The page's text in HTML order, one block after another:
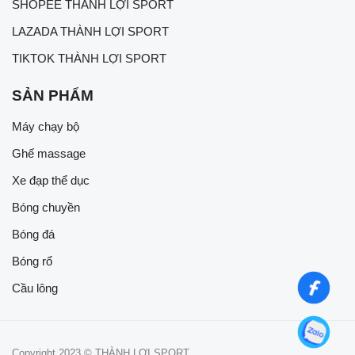
SHOPEE THÀNH LỢI SPORT
LAZADA THÀNH LỢI SPORT
TIKTOK THÀNH LỢI SPORT
SẢN PHẨM
Máy chạy bộ
Ghế massage
Xe đạp thể dục
Bóng chuyền
Bóng đá
Bóng rổ
Cầu lông